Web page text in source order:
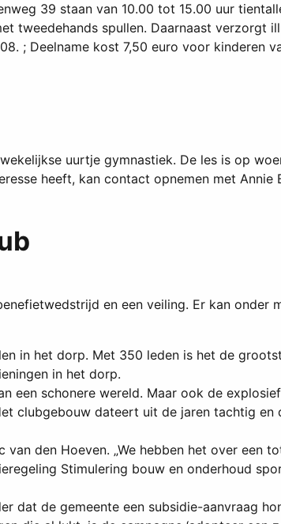
39 staan van 10.00 tot 15.00 uur
tweedehands spullen. Daarnaast verzorgt
; Deelname kost 7,50 euro voor kinderen
uurtje gymnastiek. De les is op
heeft, kan contact opnemen met Annie
en een veiling. Er kan onder
in het dorp. Met 350 leden is het de
in het dorp.
een schonere wereld. Maar ook de
clubgebouw dateert uit de jaren tachtig en
den Hoeven. „We hebben het over een
Stimulering bouw en onderhoud
dat de gemeente een subsidie-aanvraag